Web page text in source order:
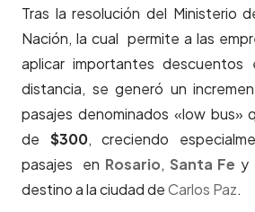
Tras la resolución del Ministerio
Nación, la cual permite a las
aplicar importantes descuentos
distancia, se generó un
pasajes denominados «low bus»
de $300, creciendo
pasajes en Rosario, Santa Fe y
destino a la ciudad deCarlos Paz.